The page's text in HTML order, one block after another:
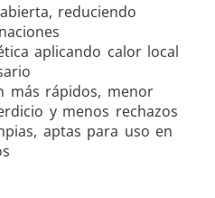
reduciendo
aplicando calor local
más rápidos, menor
y menos rechazos
aptas para uso en